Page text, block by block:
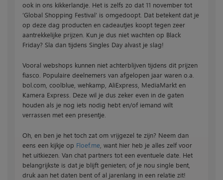
ook in ons kikkerlandje. Het is zelfs zo dat 11 november tot
‘Global Shopping Festival’ is omgedoopt. Dat betekent dat je
op deze dag producten en cadeautjes koopt tegen zeer
aantrekkelijke prijzen. Kun je dus niet wachten op Black
Friday? Sla dan tijdens Singles Day alvast je slag!
Vooral webshops kunnen niet achterblijven tijdens dit prijzen
fiasco. Populaire deelnemers van afgelopen jaar waren o.a.
bol.com, coolblue, wehkamp, AliExpress, MediaMarkt en
Kamera Express. Deze wil je dus zeker even in de gaten
houden als je nog iets nodig hebt en/of iemand wilt
verrassen met een presentje.
Oh, en ben je het toch zat om vrijgezel te zijn? Neem dan
eens een kijkje op Floef.me , want hier heb je alles zelf voor
het uitkiezen. Van chat partners tot een eventuele date. Het
belangrijkste is dat je blijft genieten; of je nou single bent,
druk aan het daten bent of al jarenlang in een relatie zit!